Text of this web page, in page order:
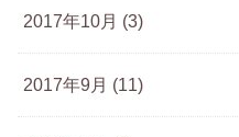
2017年10月 (3)
2017年9月 (11)